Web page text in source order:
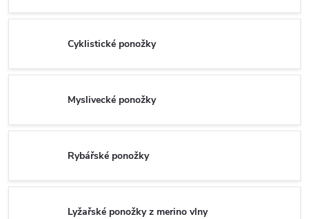
Cyklistické ponožky
Myslivecké ponožky
Rybářské ponožky
Lyžařské ponožky z merino vlny